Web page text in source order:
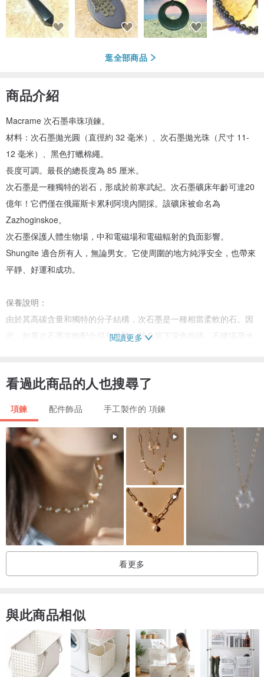
逛全部商品
商品介紹
Macrame 次石墨串珠項鍊。
材料：次石墨拋光圓（直徑約 32 毫米）、次石墨拋光珠（尺寸 11-
12 毫米）、黑色打蠟棉繩。
長度可調。最長的總長度為 85 厘米。
次石墨是一種獨特的岩石，形成於前寒武紀。次石墨礦床年齡可達20
億年！它們僅在俄羅斯卡累利阿境內開採。該礦床被命名為
Zazhoginskoe。
次石墨保護人體生物場，中和電磁場和電磁輻射的負面影響。
Shungite 適合所有人，無論男女。它使周圍的地方純淨安全，也帶來
平靜、好運和成功。
保養說明：
由於其高碳含量和獨特的分子結構，次石墨是一種相當柔軟的石。因
此，如果次石墨首飾配合得非常緊，就會留下深色痕跡。不建議用水
閱讀更多
看過此商品的人也搜尋了
項鍊 配件飾品 手工製作的 項鍊
看更多
與此商品相似